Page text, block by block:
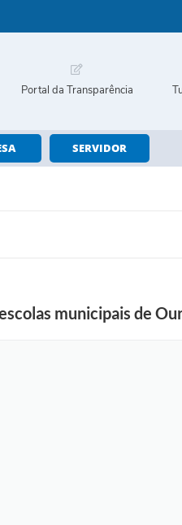
Portal da Transparência
SERVIDOR
municipais de